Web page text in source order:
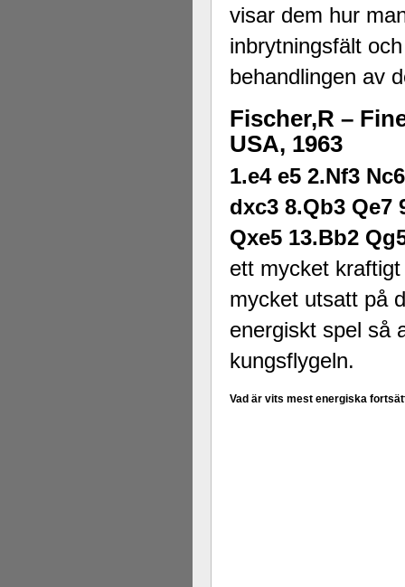
visar dem hur
inbrytningsfält
behandlingen av
Fischer,R –
USA, 1963
1.e4 e5 2.Nf3
dxc3 8.Qb3 Qe7
Qxe5 13.Bb2
ett mycket
mycket utsatt på
energiskt spel så
kungsflygeln.
Vad är vits mest energiska